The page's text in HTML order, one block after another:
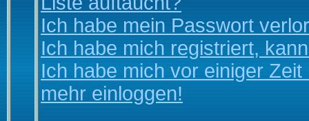
Ich habe mein Passwort
Ich habe mich registriert,
Ich habe mich vor einiger
mehr einloggen!